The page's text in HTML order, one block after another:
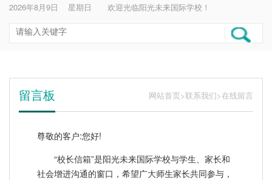
2026年8月9日 星期日 欢迎光临阳光未来国际学校！
留言板 网站首页>联系我们>在线留言
尊敬的客户:您好!
“校长信箱”是阳光未来国际学校与学生、家长和
社会增进沟通的窗口，希望广大师生家长共同参与，